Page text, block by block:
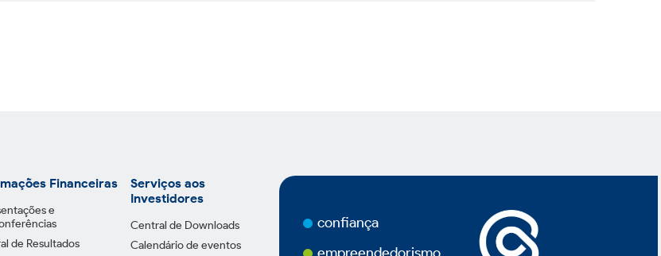
Financeiras
e
de Resultados
Serviços aos
Investidores
Central de Downloads
Calendário de eventos
confiança